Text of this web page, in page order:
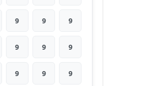
9 9 9
9 9 9
9 9 9